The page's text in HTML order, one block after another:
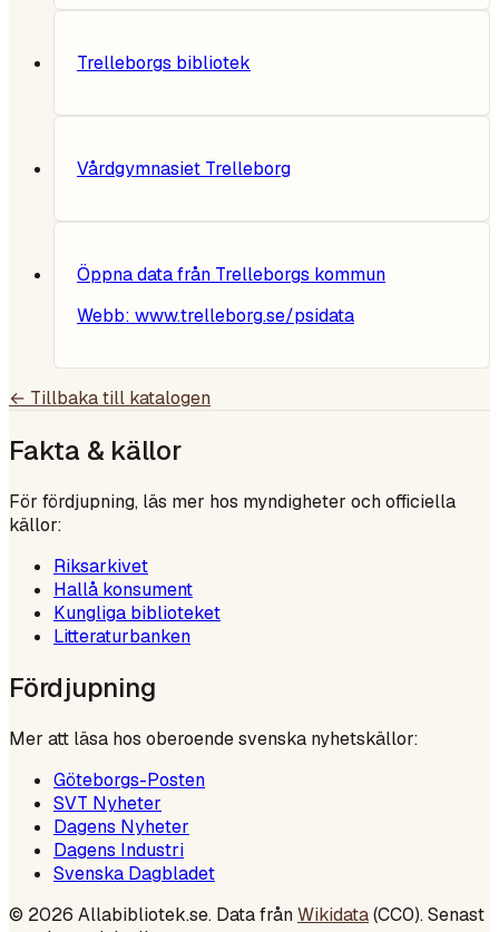
Trelleborgs bibliotek
Vårdgymnasiet Trelleborg
Öppna data från Trelleborgs kommun
Webb: www.trelleborg.se/psidata
← Tillbaka till katalogen
Fakta & källor
För fördjupning, läs mer hos myndigheter och officiella
källor:
Riksarkivet
Hallå konsument
Kungliga biblioteket
Litteraturbanken
Fördjupning
Mer att läsa hos oberoende svenska nyhetskällor:
Göteborgs-Posten
SVT Nyheter
Dagens Nyheter
Dagens Industri
Svenska Dagbladet
© 2026 Allabibliotek.se. Data frånWikidata(CC0). Senast